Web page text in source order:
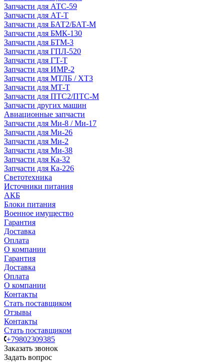
Запчасти для АТС-59
Запчасти для АТ-Т
Запчасти для БАТ2/БАТ-М
Запчасти для БМК-130
Запчасти для БТМ-3
Запчасти для ГПЛ-520
Запчасти для ГТ-Т
Запчасти для ИМР-2
Запчасти для МТЛБ / ХТЗ
Запчасти для МТ-Т
Запчасти для ПТС2/ПТС-М
Запчасти других машин
Авиационные запчасти
Запчасти для Ми-8 / Ми-17
Запчасти для Ми-26
Запчасти для Ми-2
Запчасти для Ми-38
Запчасти для Ка-32
Запчасти для Ка-226
Светотехника
Источники питания
АКБ
Блоки питания
Военное имущество
Гарантия
Доставка
Оплата
О компании
Гарантия
Доставка
Оплата
О компании
Контакты
Стать поставщиком
Отзывы
Контакты
Стать поставщиком
+79802309385
Заказать звонок
Задать вопрос